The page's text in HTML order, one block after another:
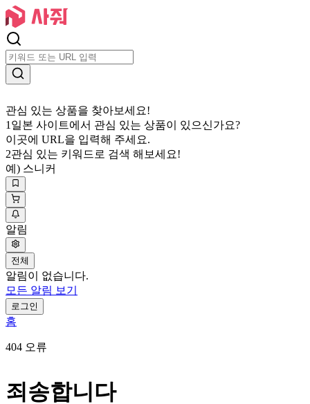
관심 있는 상품을 찾아보세요!
1 일본 사이트에서 관심 있는 상품이 있으신가요?
이곳에 URL을 입력해 주세요.
2관심 있는 키워드로 검색 해보세요!
예) 스니커
알림
전체
알림이 없습니다.
모든 알림 보기
로그인
홈
404 오류
죄송합니다